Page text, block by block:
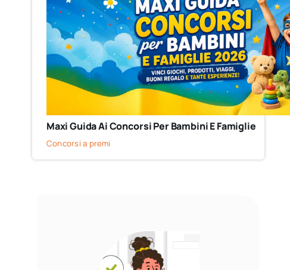
Maxi Guida Ai Concorsi Per Bambini E Famiglie
Concorsi a premi